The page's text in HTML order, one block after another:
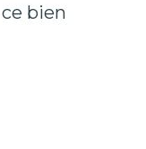
bien